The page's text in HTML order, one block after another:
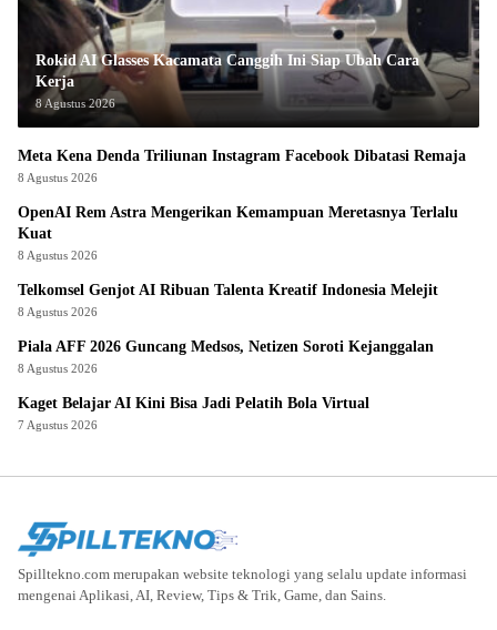
Rokid AI Glasses Kacamata Canggih Ini Siap Ubah Cara
Kerja
8 Agustus 2026
Meta Kena Denda Triliunan Instagram Facebook Dibatasi Remaja
8 Agustus 2026
OpenAI Rem Astra Mengerikan Kemampuan Meretasnya Terlalu
Kuat
8 Agustus 2026
Telkomsel Genjot AI Ribuan Talenta Kreatif Indonesia Melejit
8 Agustus 2026
Piala AFF 2026 Guncang Medsos, Netizen Soroti Kejanggalan
8 Agustus 2026
Kaget Belajar AI Kini Bisa Jadi Pelatih Bola Virtual
7 Agustus 2026
Spilltekno.com merupakan website teknologi yang selalu update informasi
mengenai Aplikasi, AI, Review, Tips & Trik, Game, dan Sains.